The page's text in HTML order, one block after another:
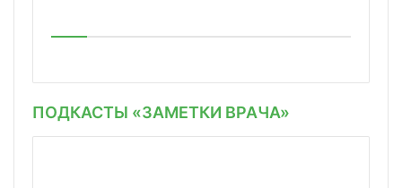
ПОДКАСТЫ «ЗАМЕТКИ ВРАЧА»